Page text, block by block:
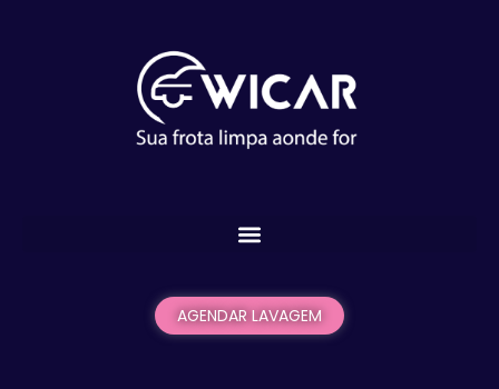
AGENDAR LAVAGEM